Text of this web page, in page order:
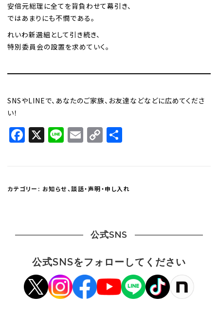
安倍元総理に全てを背負わせて幕引き、
ではあまりにも不憫である。
れいわ新選組として引き続き、
特別委員会の設置を求めていく。
SNSやLINEで、あなたのご家族、お友達などなどに広めてくださ
い！
Facebook
X LineEmail
Copy
カテゴリー: お知らせ、談話・声明・申し入れ
公式SNS
公式SNSをフォローしてください